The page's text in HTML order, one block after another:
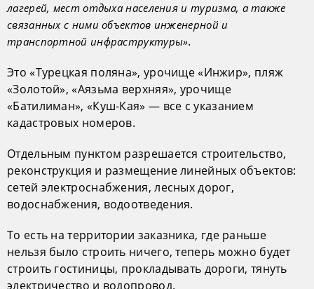
лагерей, мест отдыха населения и туризма, а также
связанных с ними объектов инженерной и
транспортной инфраструктуры».
Это «Турецкая поляна», урочище «Инжир», пляж
«Золотой», «Аязьма верхняя», урочище
«Батилиман», «Куш-Кая» — все с указанием
кадастровых номеров.
Отдельным пунктом разрешается строительство,
реконструкция и размещение линейных объектов:
сетей электроснабжения, лесных дорог,
водоснабжения, водоотведения.
То есть на территории заказника, где раньше
нельзя было строить ничего, теперь можно будет
строить гостиницы, прокладывать дороги, тянуть
электричество и водопровод.